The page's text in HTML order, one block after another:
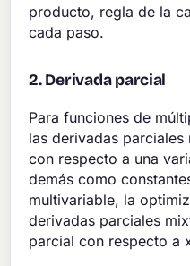
producto, regla de la
cada paso.
2. Derivada parcial
Para funciones de
las derivadas
con respecto a una
demás como
multivariable, la
derivadas parciales
parcial con respecto a